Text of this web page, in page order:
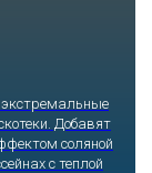
экстремальные
Добавят
соляной
с теплой